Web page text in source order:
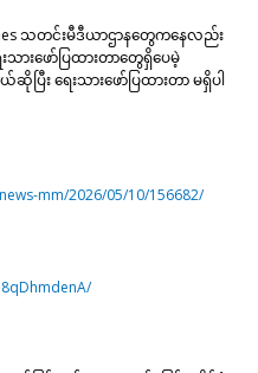
သတင်းမီဒီယာဌာနတွေကနေလည်း
ားဖော်ပြထားတာတွေရှိပေမဲ့
ပြီး ရေးသားဖော်ပြထားတာ မရှိပါ
mm/2026/05/10/156682/